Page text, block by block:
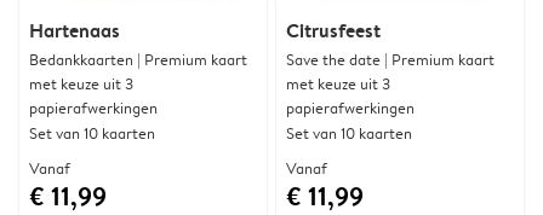
Hartenaas
Bedankkaarten | Premium kaart
met keuze uit 3
papierafwerkingen
Set van 10 kaarten
Vanaf
€ 11,99
Citrusfeest
Save the date | Premium kaart
met keuze uit 3
papierafwerkingen
Set van 10 kaarten
Vanaf
€ 11,99